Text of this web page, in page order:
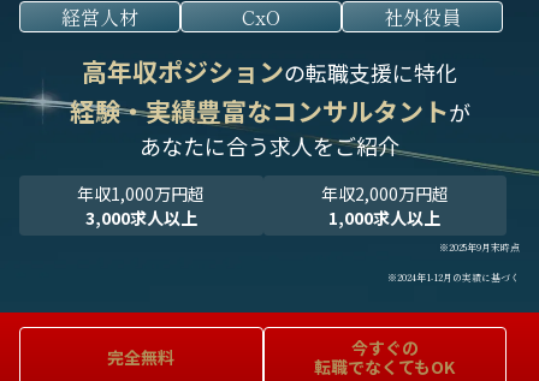
経営人材 CxO 社外役員
高年収ポジションの転職支援に特化
経験・実績豊富なコンサルタントが
あなたに合う求人をご紹介
年収1,000万円超
3,000求人以上
年収2,000万円超
1,000求人以上
※2025年9月末時点
※2024年1-12月の実績に基づく
完全無料
今すぐの
転職でなくてもOK